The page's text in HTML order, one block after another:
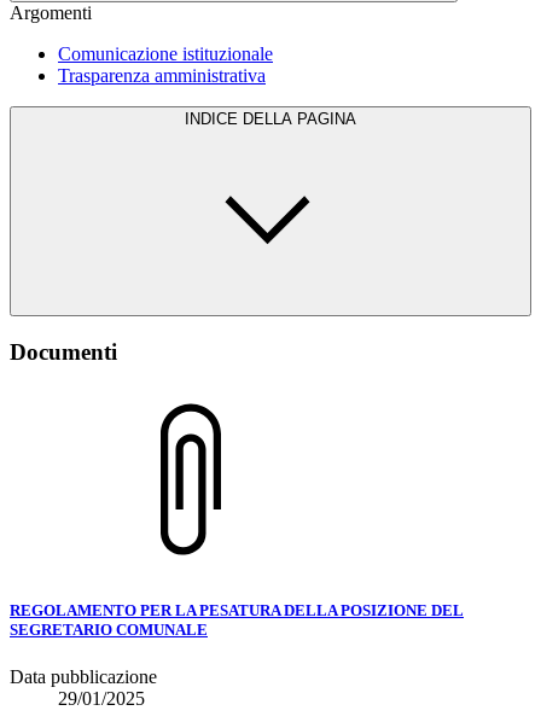
Argomenti
Comunicazione istituzionale
Trasparenza amministrativa
INDICE DELLA PAGINA
Documenti
REGOLAMENTO PER LA PESATURA DELLA POSIZIONE DEL
SEGRETARIO COMUNALE
Data pubblicazione
29/01/2025